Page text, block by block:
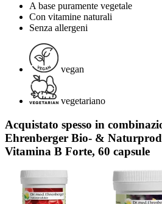
A base puramente vegetale
Con vitamine naturali
Senza allergeni
vegan
vegetariano
Acquistato spesso in
Ehrenberger Bio- &
Vitamina B Forte, 60 capsule